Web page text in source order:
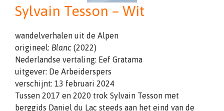
Sylvain Tesson – Wit
wandelverhalen uit de Alpen
origineel: Blanc (2022)
Nederlandse vertaling: Eef Gratama
uitgever: De Arbeiderspers
verschijnt: 13 februari 2024
Tussen 2017 en 2020 trok Sylvain Tesson met
berggids Daniel du Lac steeds aan het eind van de